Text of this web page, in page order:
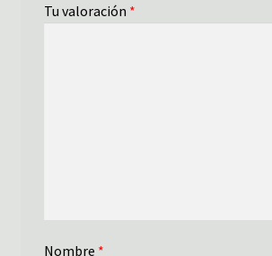
Tu valoración *
Nombre *